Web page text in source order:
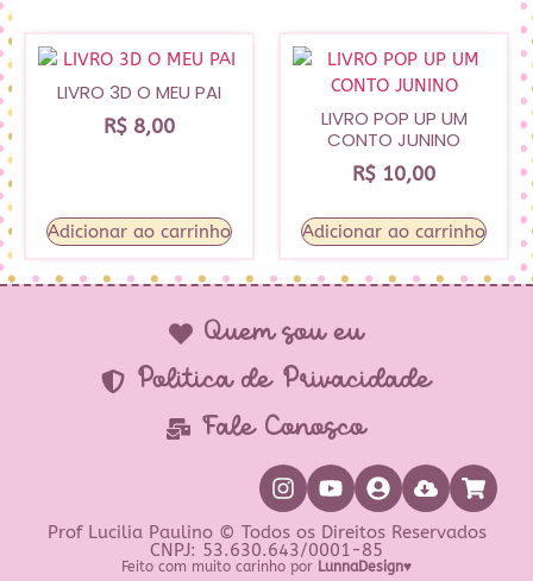
LIVRO 3D O MEU PAI
R$ 8,00
Adicionar ao carrinho
LIVRO POP UP UM
CONTO JUNINO
R$ 10,00
Adicionar ao carrinho
Quem sou eu
Política de Privacidade
Fale Conosco
Prof Lucilia Paulino © Todos os Direitos Reservados
CNPJ: 53.630.643/0001-85
Feito com muito carinho por LunnaDesign♥